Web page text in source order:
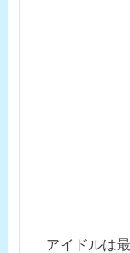
アイドルは